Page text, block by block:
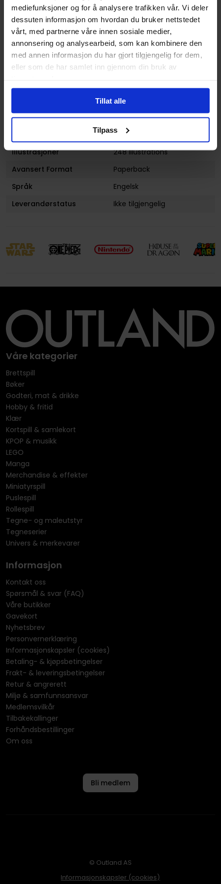
mediefunksjoner og for å analysere trafikken vår. Vi deler
dessuten informasjon om hvordan du bruker nettstedet
vårt, med partnerne våre innen sosiale medier,
annonsering og analysearbeid, som kan kombinere den
med annen informasjon du har gjort tilgjengelig for dem,
eller som de har samlet inn gjennom din bruk av
Tillat alle
Tilpass
LatourogSara Pichelli
Sjanger
ogFantasy
Illustratør
Sara Pichelli
Antall Sider
248
Utgiver
Marvel Comics
(dd.mm.yyyy)
31.01.2023
Voksen
Illustrasjoner
248 Illustrations
Avansert Format
Paperback
Språk
Engelsk
Leverandørstatus
Ikke tilgjengelig
Våre kategorier
Brettspill
Bøker
Godteri, mat & drikke
Hobby & fritid
Klær
Kortspill & samlekort
KPOP & musikk
LEGO
Manga
Merchandise & effekter
Miniatyrspill
Puslespill
Rollespill
Tegne- og maleutstyr
Tegneserier
Univers & merkevarer
Informasjon
Kontakt oss
Spørsmål & svar (FAQ)
Våre butikker
Gavekort
Nyhetsbrev
Personvernerklæring
Informasjonskapsler (cookies)
Betaling- & kjøpsbetingelser
Frakt- & leveringsbetingelser
Retur & angrerett
Miljø & samfunnsansvar
Medlemsvilkår
Tilbakekallinger
Forhåndsbestillinger
Om oss
Bli medlem
© Outland AS
Informasjonskapsler (cookies)